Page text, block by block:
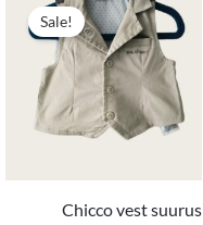
Sale!
Chicco vest suurus
hind
oli:
4,00 €.